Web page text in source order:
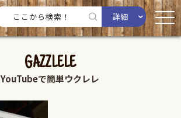
詳細
GAZZLELE
YouTubeで簡単ウクレレ